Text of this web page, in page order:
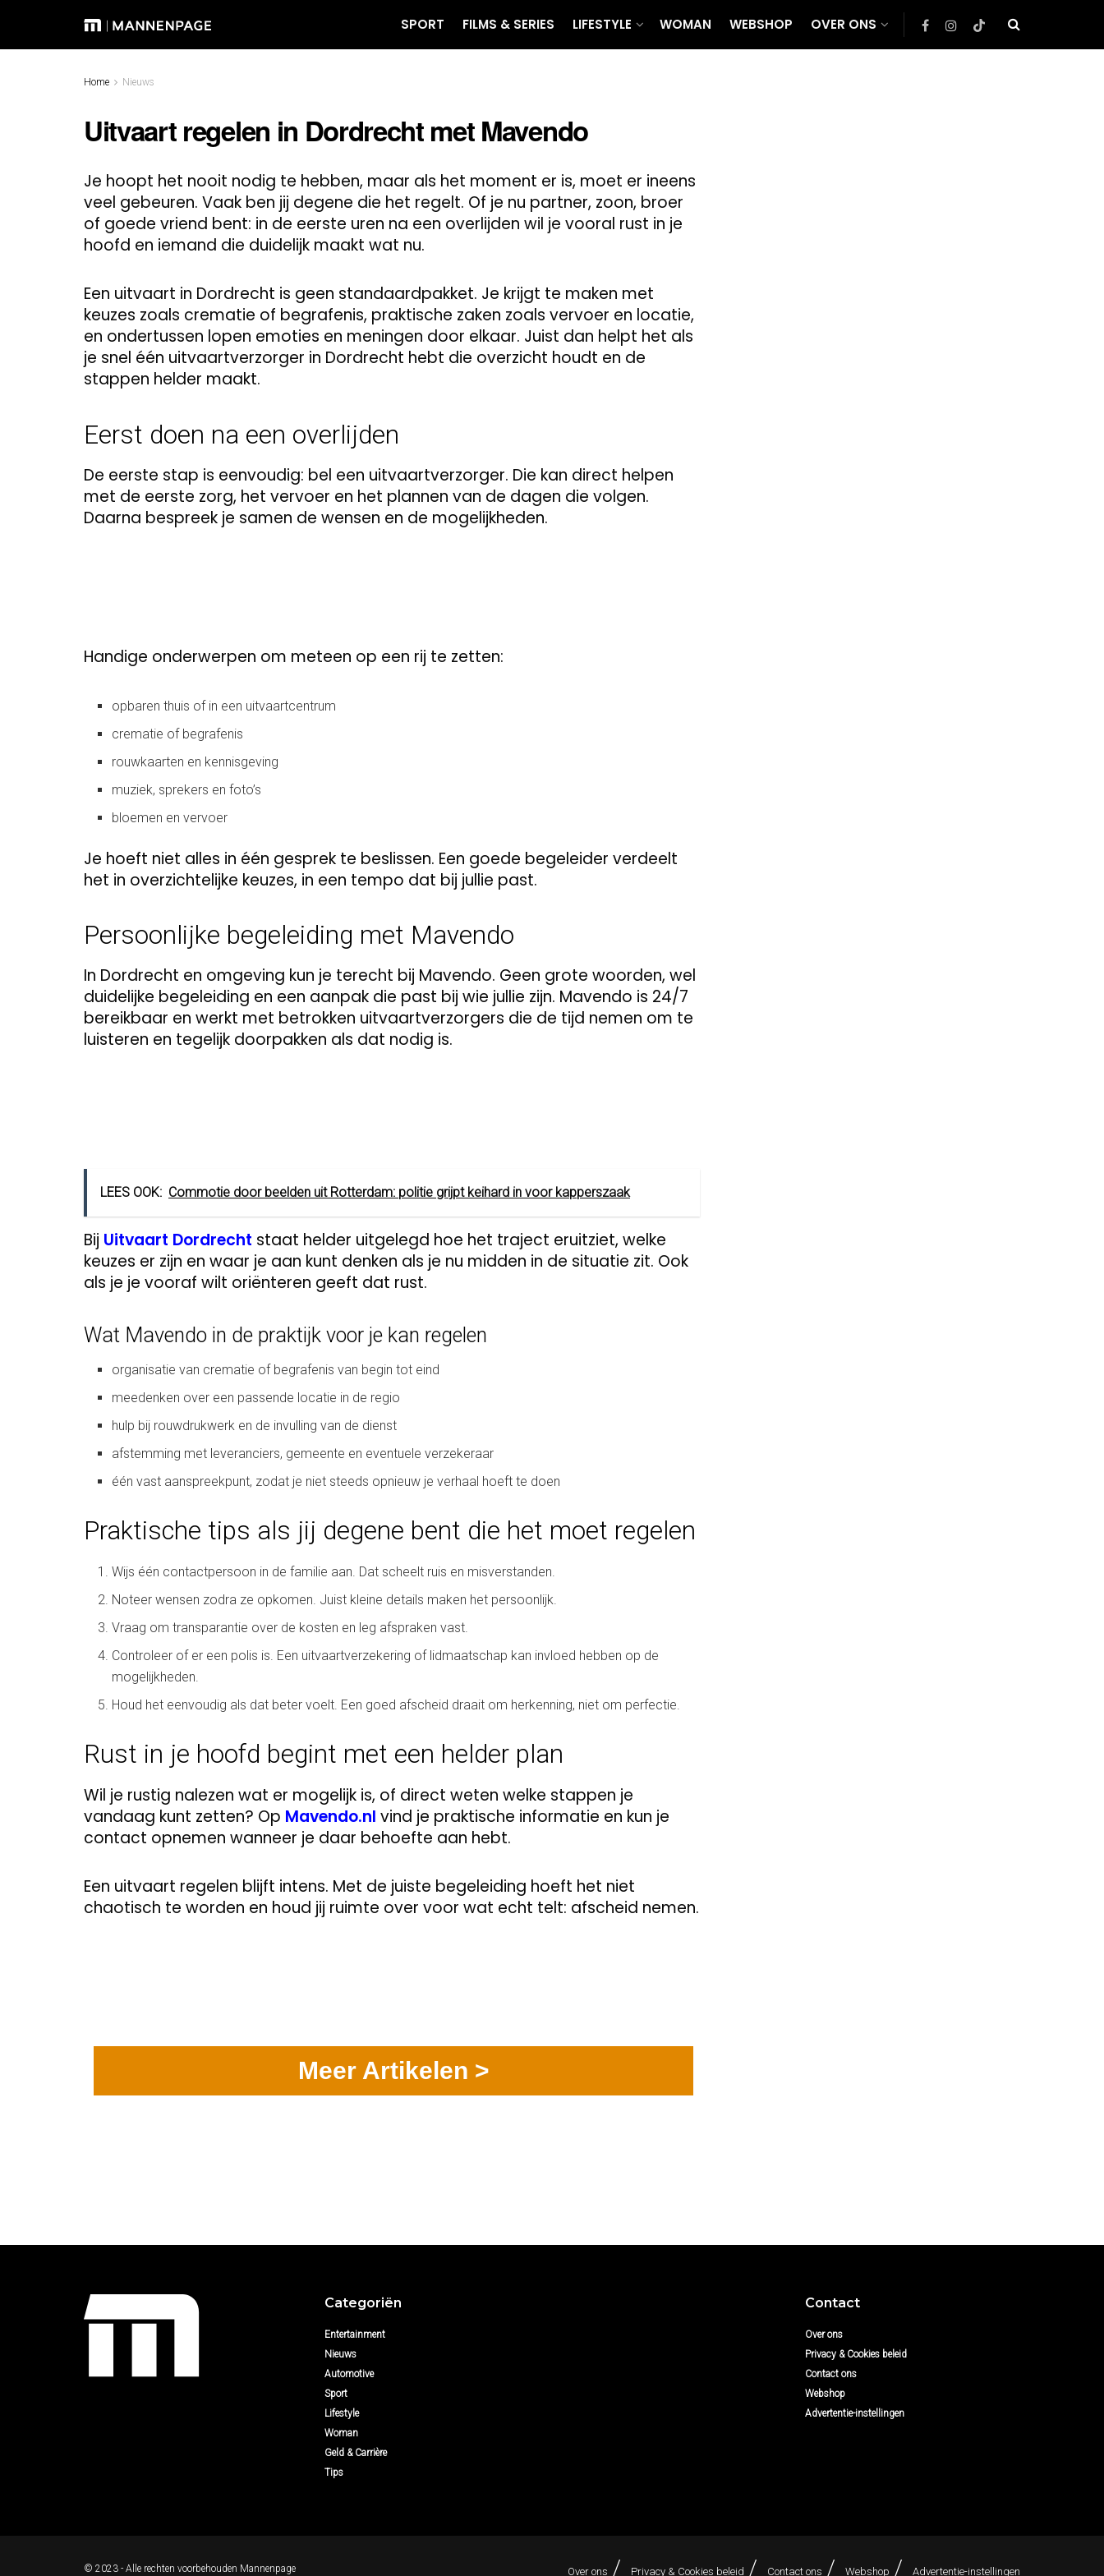
SPORT FILMS & SERIES LIFESTYLE WOMAN WEBSHOP OVER ONS
Home Nieuws
Uitvaart regelen in Dordrecht met Mavendo
Je hoopt het nooit nodig te hebben, maar als het moment er is, moet er ineens
veel gebeuren. Vaak ben jij degene die het regelt. Of je nu partner, zoon, broer
of goede vriend bent: in de eerste uren na een overlijden wil je vooral rust in je
hoofd en iemand die duidelijk maakt wat nu.
Een uitvaart in Dordrecht is geen standaardpakket. Je krijgt te maken met
keuzes zoals crematie of begrafenis, praktische zaken zoals vervoer en locatie,
en ondertussen lopen emoties en meningen door elkaar. Juist dan helpt het als
je snel één uitvaartverzorger in Dordrecht hebt die overzicht houdt en de
stappen helder maakt.
Eerst doen na een overlijden
De eerste stap is eenvoudig: bel een uitvaartverzorger. Die kan direct helpen
met de eerste zorg, het vervoer en het plannen van de dagen die volgen.
Daarna bespreek je samen de wensen en de mogelijkheden.
Handige onderwerpen om meteen op een rij te zetten:
opbaren thuis of in een uitvaartcentrum
crematie of begrafenis
rouwkaarten en kennisgeving
muziek, sprekers en foto’s
bloemen en vervoer
Je hoeft niet alles in één gesprek te beslissen. Een goede begeleider verdeelt
het in overzichtelijke keuzes, in een tempo dat bij jullie past.
Persoonlijke begeleiding met Mavendo
In Dordrecht en omgeving kun je terecht bij Mavendo. Geen grote woorden, wel
duidelijke begeleiding en een aanpak die past bij wie jullie zijn. Mavendo is 24/7
bereikbaar en werkt met betrokken uitvaartverzorgers die de tijd nemen om te
luisteren en tegelijk doorpakken als dat nodig is.
LEES OOK: Commotie door beelden uit Rotterdam: politie grijpt keihard in voor kapperszaak
Bij Uitvaart Dordrecht staat helder uitgelegd hoe het traject eruitziet, welke
keuzes er zijn en waar je aan kunt denken als je nu midden in de situatie zit. Ook
als je je vooraf wilt oriënteren geeft dat rust.
Wat Mavendo in de praktijk voor je kan regelen
organisatie van crematie of begrafenis van begin tot eind
meedenken over een passende locatie in de regio
hulp bij rouwdrukwerk en de invulling van de dienst
afstemming met leveranciers, gemeente en eventuele verzekeraar
één vast aanspreekpunt, zodat je niet steeds opnieuw je verhaal hoeft te doen
Praktische tips als jij degene bent die het moet regelen
Wijs één contactpersoon in de familie aan. Dat scheelt ruis en misverstanden.
Noteer wensen zodra ze opkomen. Juist kleine details maken het persoonlijk.
Vraag om transparantie over de kosten en leg afspraken vast.
Controleer of er een polis is. Een uitvaartverzekering of lidmaatschap kan invloed hebben op de
mogelijkheden.
Houd het eenvoudig als dat beter voelt. Een goed afscheid draait om herkenning, niet om perfectie.
Rust in je hoofd begint met een helder plan
Wil je rustig nalezen wat er mogelijk is, of direct weten welke stappen je
vandaag kunt zetten? Op Mavendo.nl vind je praktische informatie en kun je
contact opnemen wanneer je daar behoefte aan hebt.
Een uitvaart regelen blijft intens. Met de juiste begeleiding hoeft het niet
chaotisch te worden en houd jij ruimte over voor wat echt telt: afscheid nemen.
Meer Artikelen >
Categoriën
Entertainment
Nieuws
Automotive
Sport
Lifestyle
Woman
Geld & Carrière
Tips
Contact
Over ons
Privacy & Cookies beleid
Contact ons
Webshop
Advertentie-instellingen
Over ons Privacy & Cookies beleid Contact ons Webshop Advertentie-instellingen
© 2023 - Alle rechten voorbehouden Mannenpage